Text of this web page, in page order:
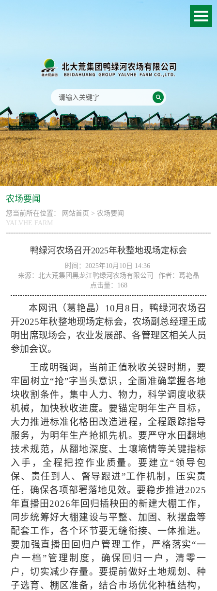
农场要闻
您当前所在位置： 网站首页 > 农场要闻
YALVHE FARM
鸭绿河农场召开2025年秋整地现场定标会
时间：2025年10月10日 14:36
来源：北大荒集团黑龙江鸭绿河农场有限公司
作者：葛艳晶
点击量： 168
本网讯（葛艳晶） 10月8日，鸭绿河农场召
开2025年秋整地现场定标会，农场副总经理王成
明出席现场会，农业发展部、各管理区相关人员
参加会议。
王成明强调，
当前正值秋收关键时期，要
牢固树立“抢”字当头意识，全面准确掌握各地
块收割条件，集中人力、物力，科学调度收获
机械，加快秋收进度。要锚定明年生产目标，
大力推进标准化格田改造进程，全程跟踪指导
服务，为明年生产抢抓先机。 要严守水田翻地
技术规范，从翻地深度、土壤墒情等关键指标
入手，全程把控作业质量。要建立 “领导包
保、责任到人、督导跟进”工作机制，压实责
任，确保各项部署落地见效。 要稳步推进2025
年直播田2026年回归插秧田的新建大棚工作，
同步统筹好大棚建设与平整、加固、秋摆盘等
配套工作，各个环节要无缝衔接、一体推进。
要加强直播田回归户管理工作 ， 严格落实“一
户一档”管理制度，确保 回归一户，清零一
户，切实减少存量。 要提前做好土地规划、种
子选育、棚区准备，结合市场优化种植结构，